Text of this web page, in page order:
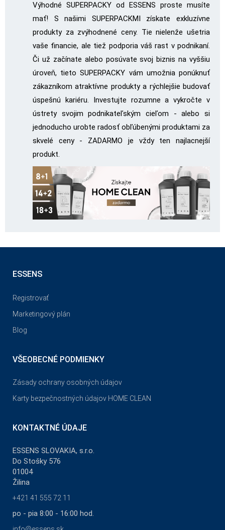
Výhodné SUPERPACKY od ESSENS proste musíte
mať! S našimi SUPERPACKMI získate exkluzívne
produkty za zvýhodnené ceny. Tie nielenže ušetria
vaše financie, ale tiež podporia váš rast v podnikaní.
Či už začínate alebo posúvate svoj biznis na vyššiu
úroveň, tieto SUPERPACKY vám umožnia ponúknuť
zákazníkom atraktívne produkty a rýchlejšie budovať
úspešnú kariéru. Investujte rozumne a vykročte v
ústrety svojim podnikateľským cieľom - alebo si
jednoducho urobte radosť obľúbenými produktami za
skvelé ceny - ZADARMO je vždy ten najlacnejší
produkt.
ESSENS
Registrovať
Marketingový plán
Blog
VŠEOBECNÉ PODMIENKY
Zásady ochrany osobných údajov
Karty bezpečnostných údajov HOME CLEAN
KONTAKTNÉ ÚDAJE
ESSENS SLOVAKIA, s.r.o.
Do Stošky 576
01004
Žilina
+421 41 555 72 11
po - pia 8:00 - 16:00 hod.